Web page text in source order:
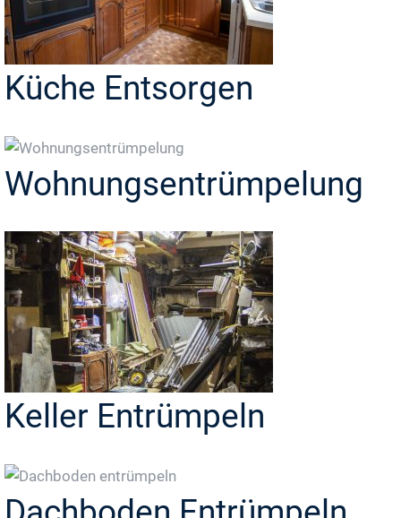
Küche Entsorgen
Wohnungsentrümpelung
Keller Entrümpeln